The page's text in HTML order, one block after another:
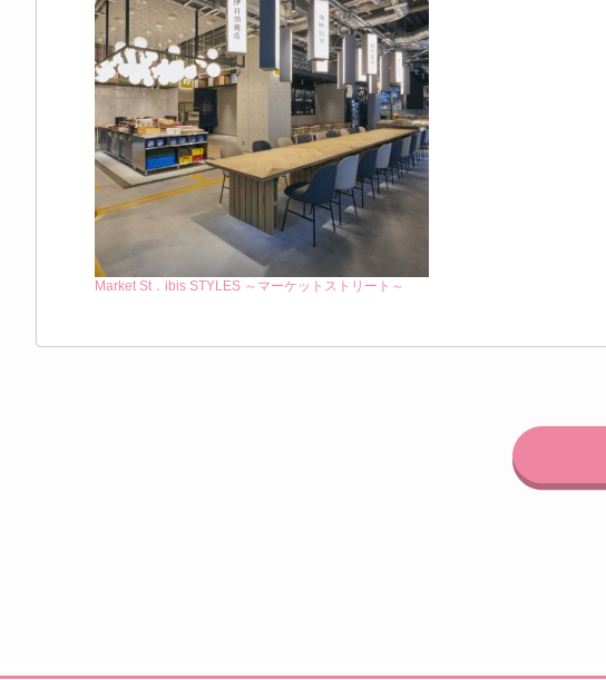
Market St．ibis STYLES ～マーケットストリート～